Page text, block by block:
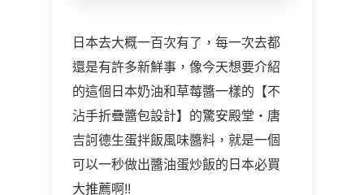
日本去大概一百次有了，每一次去都
還是有許多新鮮事，像今天想要介紹
的這個日本奶油和草莓醬一樣的【不
沾手折疊醬包設計】的驚安殿堂・唐
吉訶德生蛋拌飯風味醬料，就是一個
可以一秒做出醬油蛋炒飯的日本必買
大推薦啊!!